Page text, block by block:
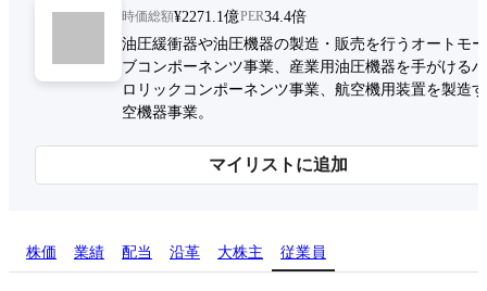
時価総額¥2271.1億PER34.4倍
油圧緩衝器や油圧機器の製造・販売を行うオートモ
ブコンポーネンツ事業、産業用油圧機器を手がける
ロリックコンポーネンツ事業、航空機用装置を製造
空機器事業。
マイリストに追加
株価 業績 配当 沿革 大株主 従業員